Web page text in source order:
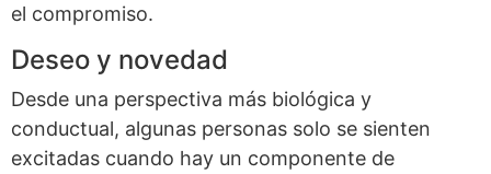
el compromiso.
Deseo y novedad
Desde una perspectiva más biológica y
conductual, algunas personas solo se sienten
excitadas cuando hay un componente de